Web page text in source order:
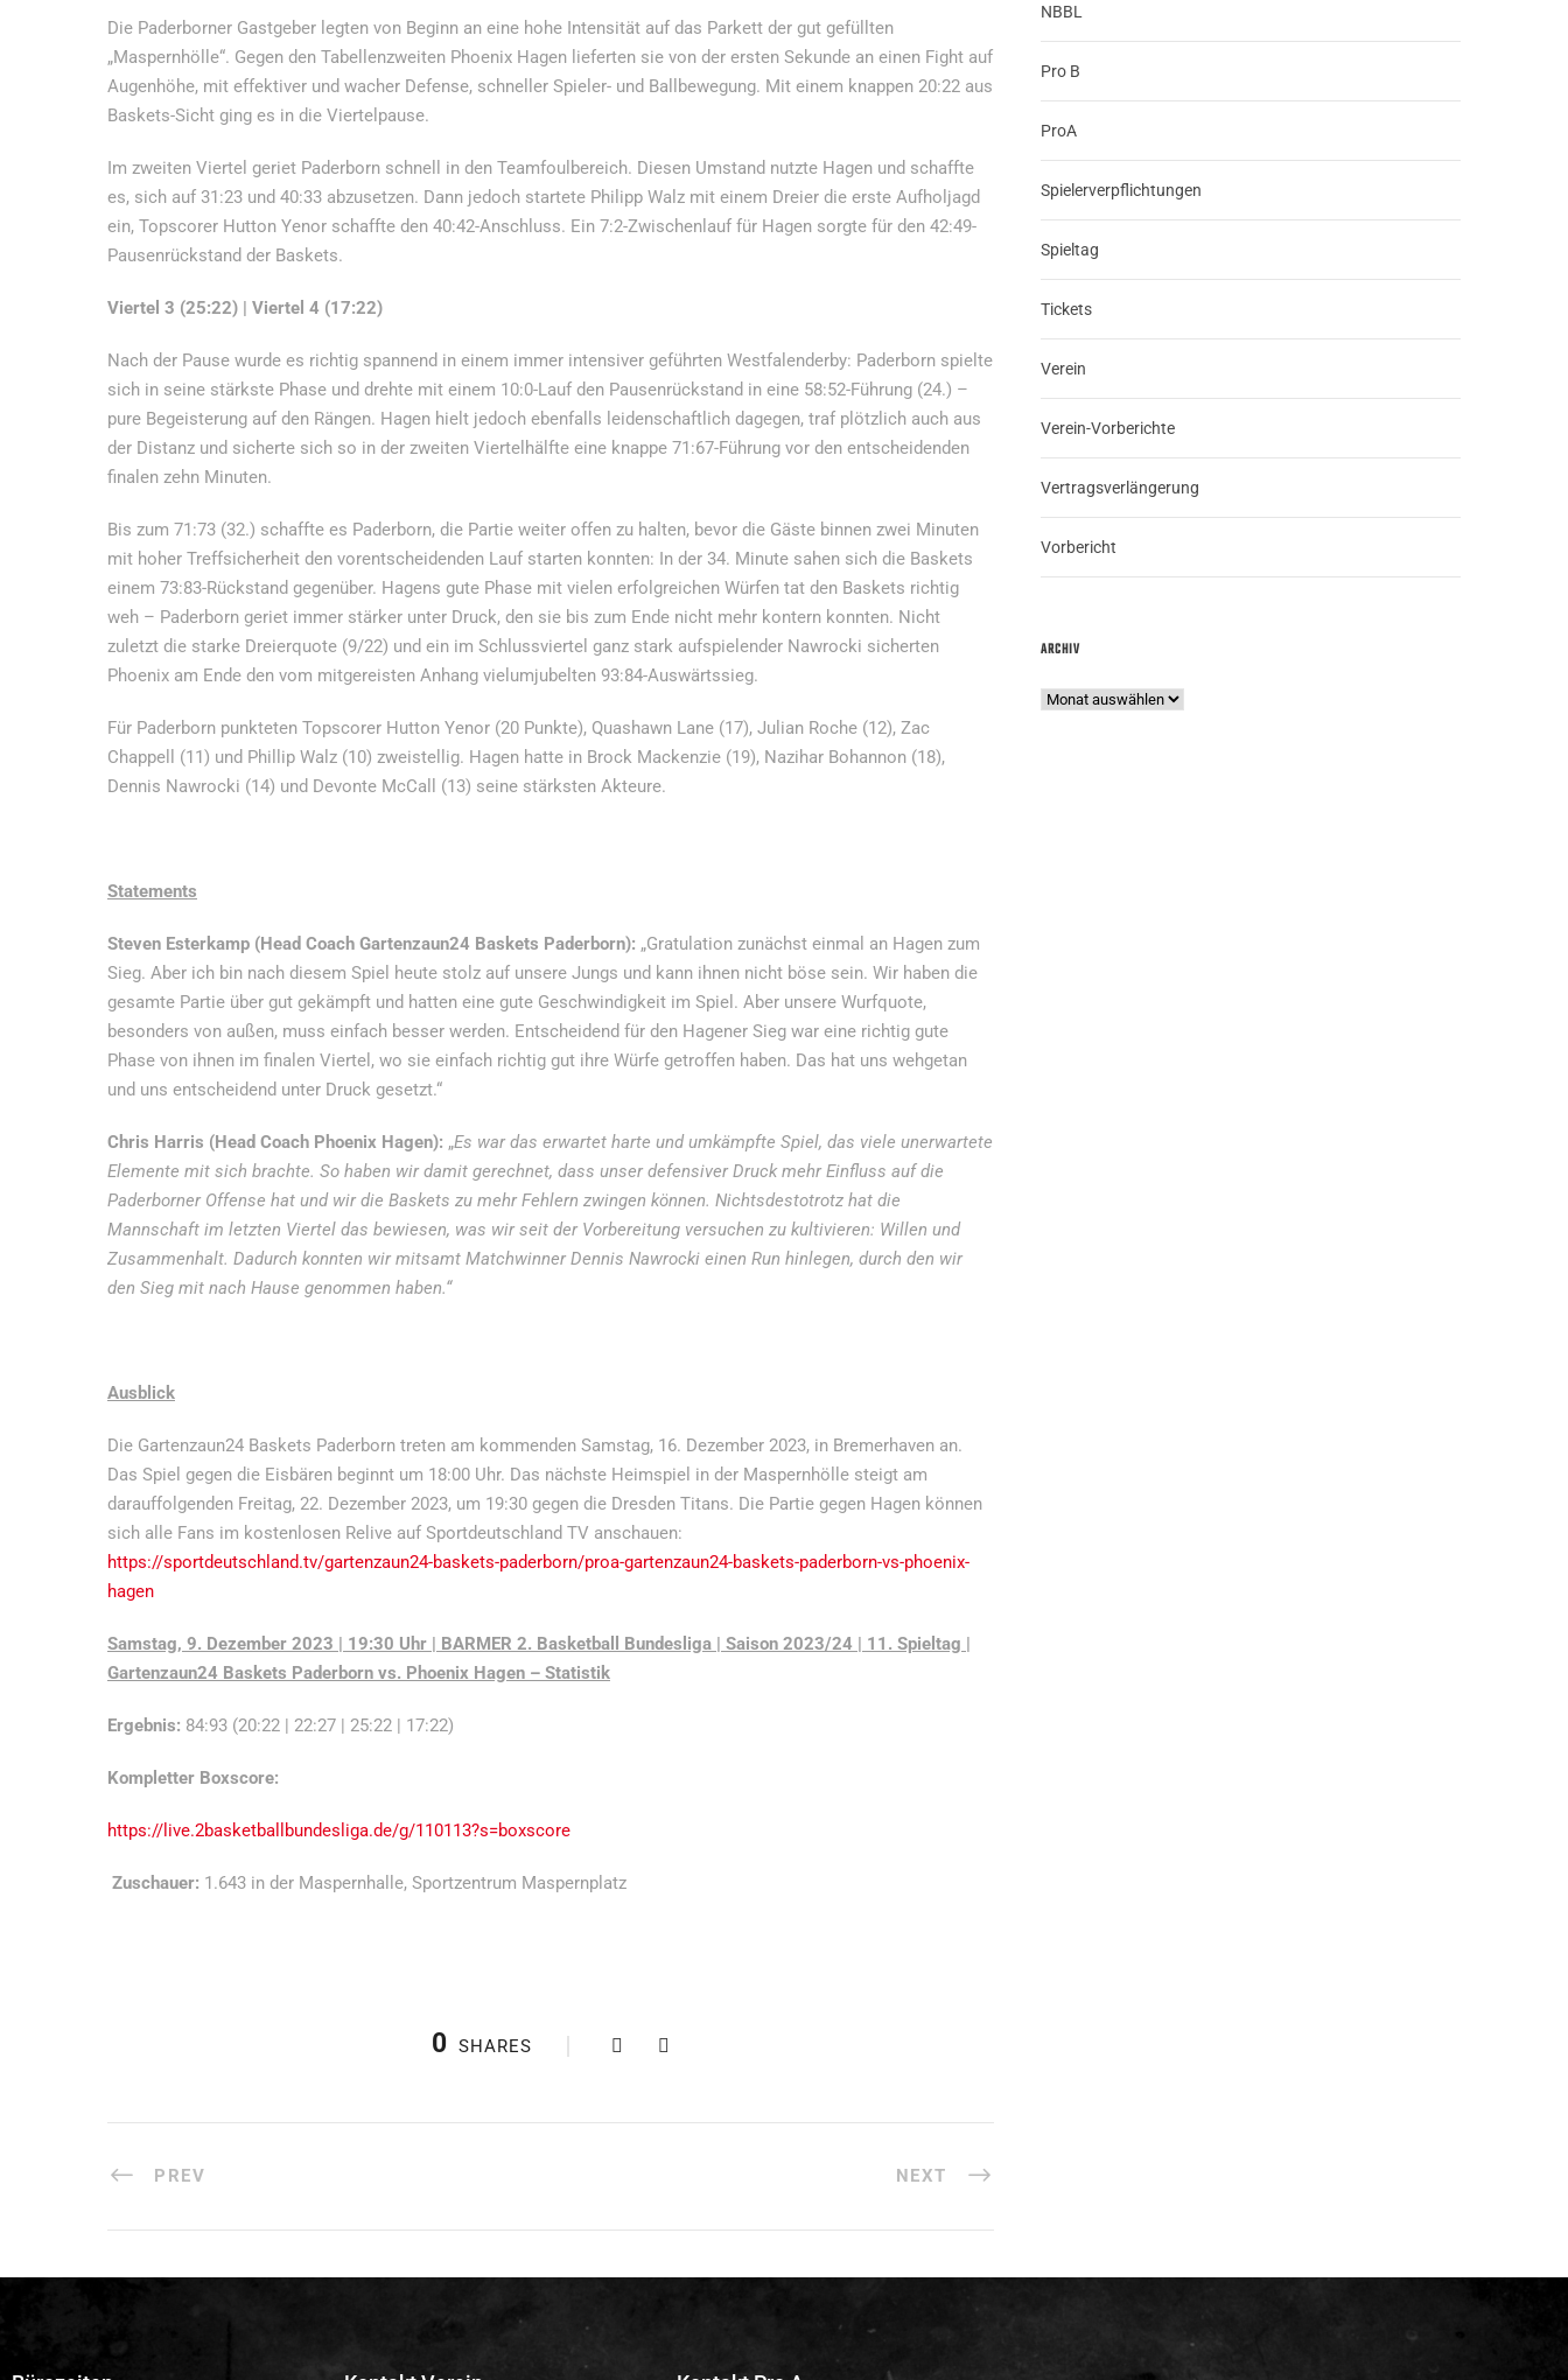
Die Paderborner Gastgeber legten von Beginn an eine hohe Intensität auf das Parkett der gut gefüllten
„Maspernhölle“. Gegen den Tabellenzweiten Phoenix Hagen lieferten sie von der ersten Sekunde an einen Fight auf
Augenhöhe, mit effektiver und wacher Defense, schneller Spieler- und Ballbewegung. Mit einem knappen 20:22 aus
Baskets-Sicht ging es in die Viertelpause.
Im zweiten Viertel geriet Paderborn schnell in den Teamfoulbereich. Diesen Umstand nutzte Hagen und schaffte
es, sich auf 31:23 und 40:33 abzusetzen. Dann jedoch startete Philipp Walz mit einem Dreier die erste Aufholjagd
ein, Topscorer Hutton Yenor schaffte den 40:42-Anschluss. Ein 7:2-Zwischenlauf für Hagen sorgte für den 42:49-
Pausenrückstand der Baskets.
Viertel 3 (25:22) | Viertel 4 (17:22)
Nach der Pause wurde es richtig spannend in einem immer intensiver geführten Westfalenderby: Paderborn spielte
sich in seine stärkste Phase und drehte mit einem 10:0-Lauf den Pausenrückstand in eine 58:52-Führung (24.) –
pure Begeisterung auf den Rängen. Hagen hielt jedoch ebenfalls leidenschaftlich dagegen, traf plötzlich auch aus
der Distanz und sicherte sich so in der zweiten Viertelhälfte eine knappe 71:67-Führung vor den entscheidenden
finalen zehn Minuten.
Bis zum 71:73 (32.) schaffte es Paderborn, die Partie weiter offen zu halten, bevor die Gäste binnen zwei Minuten
mit hoher Treffsicherheit den vorentscheidenden Lauf starten konnten: In der 34. Minute sahen sich die Baskets
einem 73:83-Rückstand gegenüber. Hagens gute Phase mit vielen erfolgreichen Würfen tat den Baskets richtig
weh – Paderborn geriet immer stärker unter Druck, den sie bis zum Ende nicht mehr kontern konnten. Nicht
zuletzt die starke Dreierquote (9/22) und ein im Schlussviertel ganz stark aufspielender Nawrocki sicherten
Phoenix am Ende den vom mitgereisten Anhang vielumjubelten 93:84-Auswärtssieg.
Für Paderborn punkteten Topscorer Hutton Yenor (20 Punkte), Quashawn Lane (17), Julian Roche (12), Zac
Chappell (11) und Phillip Walz (10) zweistellig. Hagen hatte in Brock Mackenzie (19), Nazihar Bohannon (18),
Dennis Nawrocki (14) und Devonte McCall (13) seine stärksten Akteure.
Statements
Steven Esterkamp (Head Coach Gartenzaun24 Baskets Paderborn): „Gratulation zunächst einmal an Hagen zum
Sieg. Aber ich bin nach diesem Spiel heute stolz auf unsere Jungs und kann ihnen nicht böse sein. Wir haben die
gesamte Partie über gut gekämpft und hatten eine gute Geschwindigkeit im Spiel. Aber unsere Wurfquote,
besonders von außen, muss einfach besser werden. Entscheidend für den Hagener Sieg war eine richtig gute
Phase von ihnen im finalen Viertel, wo sie einfach richtig gut ihre Würfe getroffen haben. Das hat uns wehgetan
und uns entscheidend unter Druck gesetzt.“
Chris Harris (Head Coach Phoenix Hagen): „Es war das erwartet harte und umkämpfte Spiel, das viele unerwartete
Elemente mit sich brachte. So haben wir damit gerechnet, dass unser defensiver Druck mehr Einfluss auf die
Paderborner Offense hat und wir die Baskets zu mehr Fehlern zwingen können. Nichtsdestotrotz hat die
Mannschaft im letzten Viertel das bewiesen, was wir seit der Vorbereitung versuchen zu kultivieren: Willen und
Zusammenhalt. Dadurch konnten wir mitsamt Matchwinner Dennis Nawrocki einen Run hinlegen, durch den wir
den Sieg mit nach Hause genommen haben.“
Ausblick
Die Gartenzaun24 Baskets Paderborn treten am kommenden Samstag, 16. Dezember 2023, in Bremerhaven an.
Das Spiel gegen die Eisbären beginnt um 18:00 Uhr. Das nächste Heimspiel in der Maspernhölle steigt am
darauffolgenden Freitag, 22. Dezember 2023, um 19:30 gegen die Dresden Titans. Die Partie gegen Hagen können
sich alle Fans im kostenlosen Relive auf Sportdeutschland TV anschauen:
https://sportdeutschland.tv/gartenzaun24-baskets-paderborn/proa-gartenzaun24-baskets-paderborn-vs-phoenix-
hagen
Samstag, 9. Dezember 2023 | 19:30 Uhr | BARMER 2. Basketball Bundesliga | Saison 2023/24 | 11. Spieltag |
Gartenzaun24 Baskets Paderborn vs. Phoenix Hagen – Statistik
Ergebnis: 84:93 (20:22 | 22:27 | 25:22 | 17:22)
Kompletter Boxscore:
https://live.2basketballbundesliga.de/g/110113?s=boxscore
Zuschauer: 1.643 in der Maspernhalle, Sportzentrum Maspernplatz
0 SHARES
PREV NEXT
NBBL
Pro B
ProA
Spielerverpflichtungen
Spieltag
Tickets
Verein
Verein-Vorberichte
Vertragsverlängerung
Vorbericht
ARCHIV